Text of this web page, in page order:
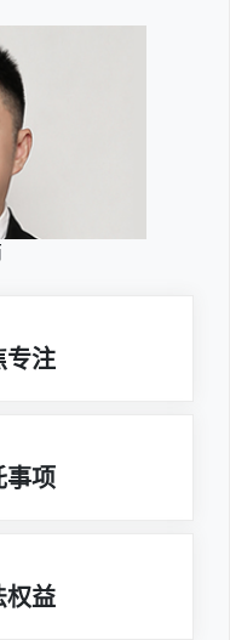
专注
事项
权益